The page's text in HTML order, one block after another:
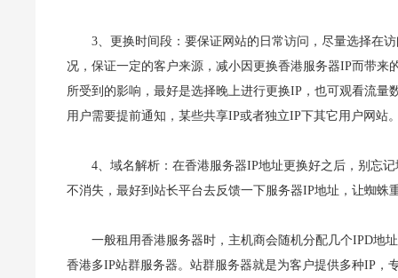
3、更换时间段：要保证网站的日常访问，尽量选择在
况，保证一定的客户来源，减小因更换香港服务器IP而带
所受到的影响，最好是选择晚上进行更换IP，也可观看流
用户需要提前通知，某些共享IP或者独立IP下其它用户网站
4、域名解析：在香港服务器IP地址更换好之后，别忘
不消失，最好到站长平台去反馈一下服务器IP地址，让蜘
一般租用香港服务器时，主机商会随机分配几个IPD地
香港多IP站群服务器。站群服务器就是为客户提供多种IP